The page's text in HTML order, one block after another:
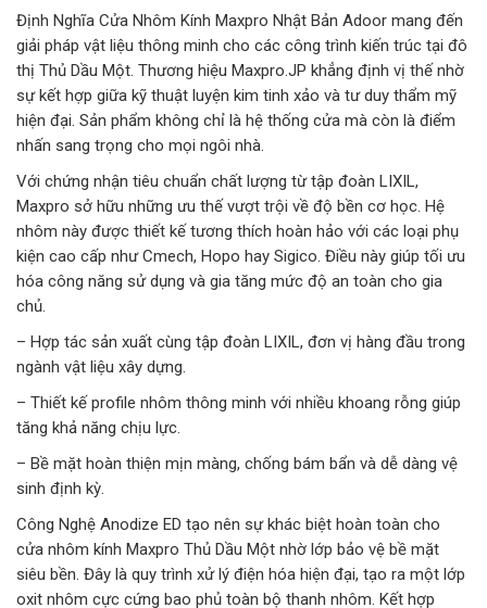
Định Nghĩa Cửa Nhôm Kính Maxpro Nhật Bản Adoor mang đến
giải pháp vật liệu thông minh cho các công trình kiến trúc tại đô
thị Thủ Dầu Một. Thương hiệu Maxpro.JP khẳng định vị thế nhờ
sự kết hợp giữa kỹ thuật luyện kim tinh xảo và tư duy thẩm mỹ
hiện đại. Sản phẩm không chỉ là hệ thống cửa mà còn là điểm
nhấn sang trọng cho mọi ngôi nhà.
Với chứng nhận tiêu chuẩn chất lượng từ tập đoàn LIXIL,
Maxpro sở hữu những ưu thế vượt trội về độ bền cơ học. Hệ
nhôm này được thiết kế tương thích hoàn hảo với các loại phụ
kiện cao cấp như Cmech, Hopo hay Sigico. Điều này giúp tối ưu
hóa công năng sử dụng và gia tăng mức độ an toàn cho gia
chủ.
– Hợp tác sản xuất cùng tập đoàn LIXIL, đơn vị hàng đầu trong
ngành vật liệu xây dựng.
– Thiết kế profile nhôm thông minh với nhiều khoang rỗng giúp
tăng khả năng chịu lực.
– Bề mặt hoàn thiện mịn màng, chống bám bẩn và dễ dàng vệ
sinh định kỳ.
Công Nghệ Anodize ED tạo nên sự khác biệt hoàn toàn cho
cửa nhôm kính Maxpro Thủ Dầu Một nhờ lớp bảo vệ bề mặt
siêu bền. Đây là quy trình xử lý điện hóa hiện đại, tạo ra một lớp
oxit nhôm cực cứng bao phủ toàn bộ thanh nhôm. Kết hợp